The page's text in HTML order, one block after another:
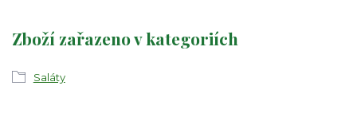
Zboží zařazeno v kategoriích
Saláty